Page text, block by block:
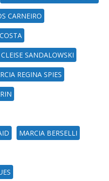
CARNEIRO
SANDALOWSKI
REGINA SPIES
MARCIA BERSELLI